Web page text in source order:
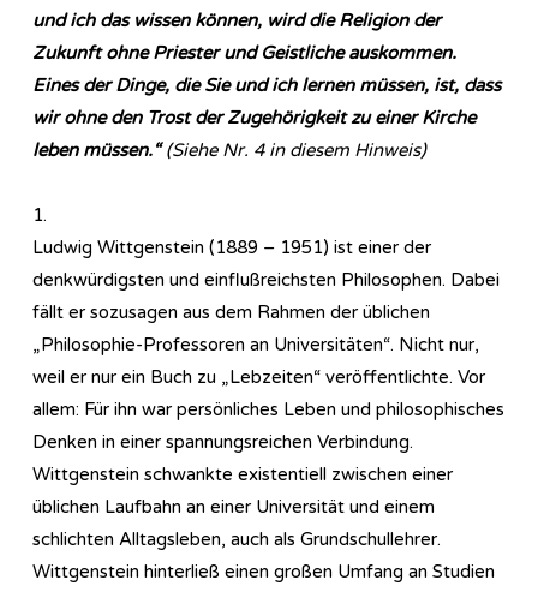
und ich das wissen können, wird die Religion der
Zukunft ohne Priester und Geistliche auskommen.
Eines der Dinge, die Sie und ich lernen müssen, ist, dass
wir ohne den Trost der Zugehörigkeit zu einer Kirche
leben müssen.“(Siehe Nr. 4 in diesem Hinweis)
1.
Ludwig Wittgenstein (1889 – 1951) ist einer der
denkwürdigsten und einflußreichsten Philosophen. Dabei
fällt er sozusagen aus dem Rahmen der üblichen
„Philosophie-Professoren an Universitäten“. Nicht nur,
weil er nur ein Buch zu „Lebzeiten“ veröffentlichte. Vor
allem: Für ihn war persönliches Leben und philosophisches
Denken in einer spannungsreichen Verbindung.
Wittgenstein schwankte existentiell zwischen einer
üblichen Laufbahn an einer Universität und einem
schlichten Alltagsleben, auch als Grundschullehrer.
Wittgenstein hinterließ einen großen Umfang an Studien